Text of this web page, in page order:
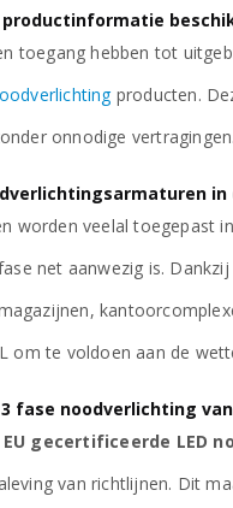
toegang hebben tot
producten.
onnodige vertragingen.
worden veelal toegepast
net aanwezig is.
om te voldoen aan de
fase noodverlichting
gecertificeerde LED
van richtlijnen. Dit